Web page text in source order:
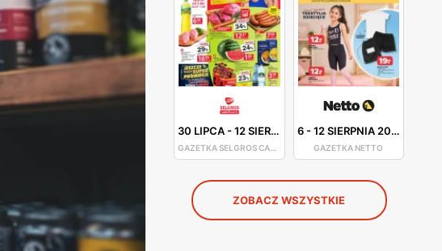
30 LIPCA-12 SIERPNIA 2026
GAZETKA SELGROS CASH&CARRY
6-12 SIERPNIA 2026
GAZETKA NETTO
ZOBACZ WSZYSTKIE